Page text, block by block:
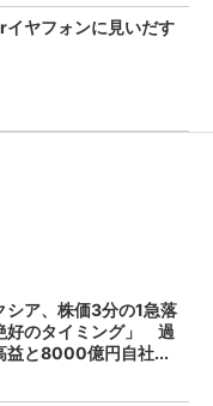
ヤフォンに見いだす
シア、株価3分の1急落
好のタイミング」 過
益と8000億円自社...